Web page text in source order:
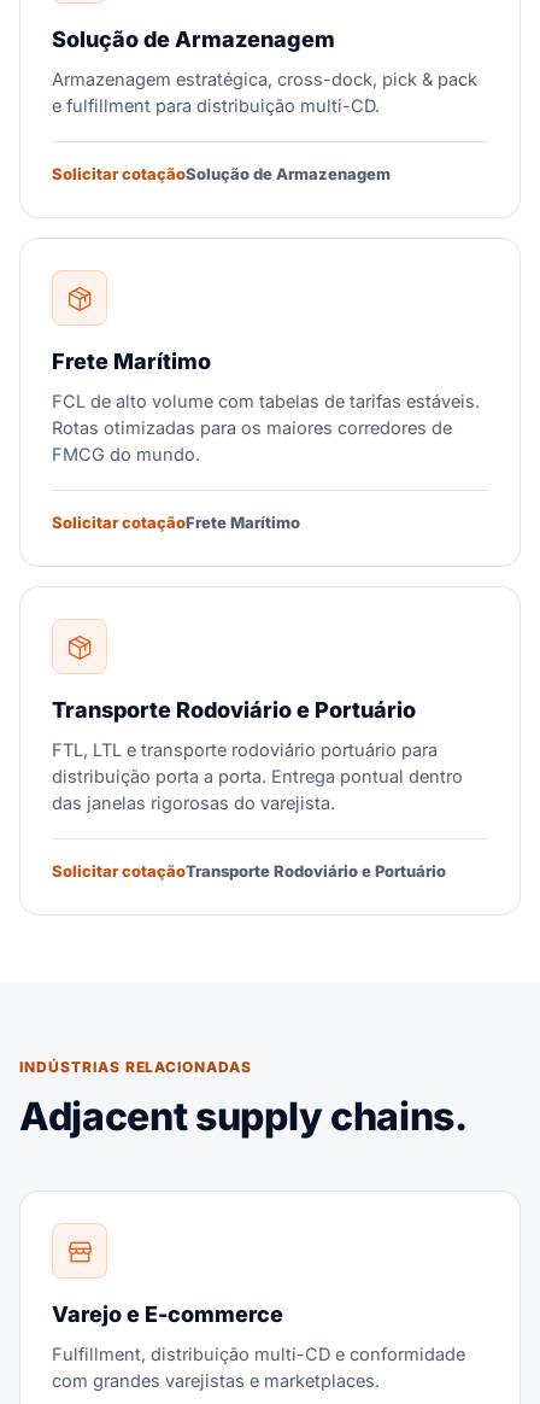
Solução de Armazenagem
Armazenagem estratégica, cross-dock, pick & pack
e fulfillment para distribuição multi-CD.
Solicitar cotaçãoSolução de Armazenagem
Frete Marítimo
FCL de alto volume com tabelas de tarifas estáveis.
Rotas otimizadas para os maiores corredores de
FMCG do mundo.
Solicitar cotaçãoFrete Marítimo
Transporte Rodoviário e Portuário
FTL, LTL e transporte rodoviário portuário para
distribuição porta a porta. Entrega pontual dentro
das janelas rigorosas do varejista.
Solicitar cotaçãoTransporte Rodoviário e Portuário
INDÚSTRIAS RELACIONADAS
Adjacent supply chains.
Varejo e E-commerce
Fulfillment, distribuição multi-CD e conformidade
com grandes varejistas e marketplaces.